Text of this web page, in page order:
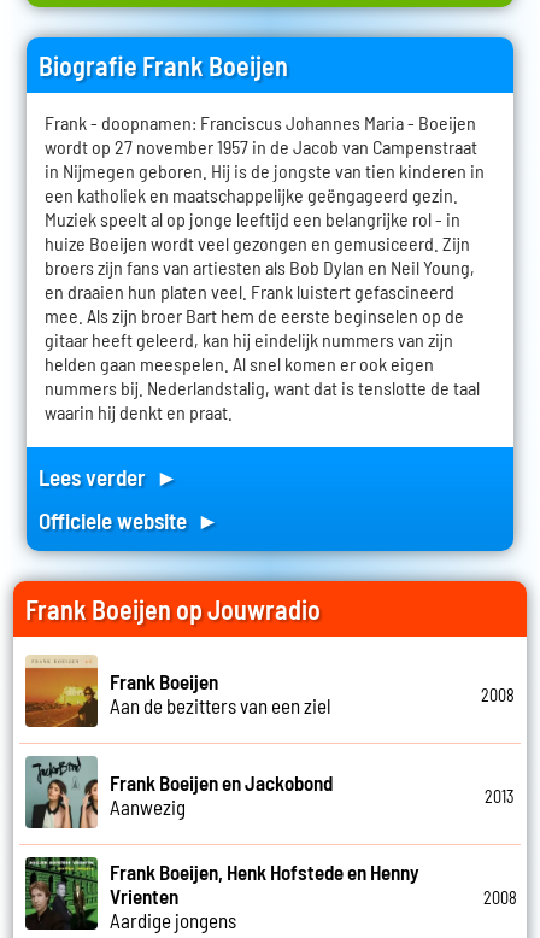
Biografie Frank Boeijen
Frank - doopnamen: Franciscus Johannes Maria - Boeijen
wordt op 27 november 1957 in de Jacob van Campenstraat
in Nijmegen geboren. Hij is de jongste van tien kinderen in
een katholiek en maatschappelijke geëngageerd gezin.
Muziek speelt al op jonge leeftijd een belangrijke rol - in
huize Boeijen wordt veel gezongen en gemusiceerd. Zijn
broers zijn fans van artiesten als Bob Dylan en Neil Young,
en draaien hun platen veel. Frank luistert gefascineerd
mee. Als zijn broer Bart hem de eerste beginselen op de
gitaar heeft geleerd, kan hij eindelijk nummers van zijn
helden gaan meespelen. Al snel komen er ook eigen
nummers bij. Nederlandstalig, want dat is tenslotte de taal
waarin hij denkt en praat.
Lees verder ►
Officiele website ►
Frank Boeijen op Jouwradio
Frank Boeijen
Aan de bezitters van een ziel
2008
Frank Boeijen en Jackobond
Aanwezig
2013
Frank Boeijen, Henk Hofstede en Henny
Vrienten
Aardige jongens
2008